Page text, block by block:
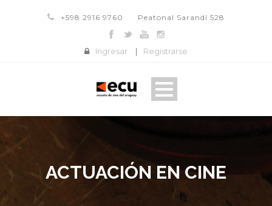
+598 2916 9760 Peatonal Sarandí 528
Ingresar | Registrarse
ACTUACIÓN EN CINE